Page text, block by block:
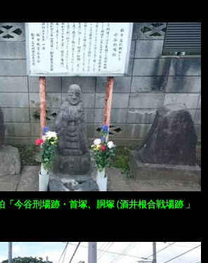
今谷刑場跡・首塚、胴塚 (酒井根合戦場跡 」